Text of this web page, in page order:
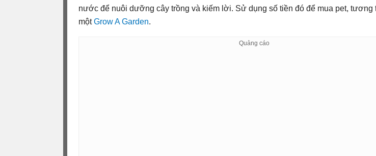
nước để nuôi dưỡng cây trồng và kiếm lời. Sử dụng số tiền đó để mua pet, tương
mộtGrow A Garden.